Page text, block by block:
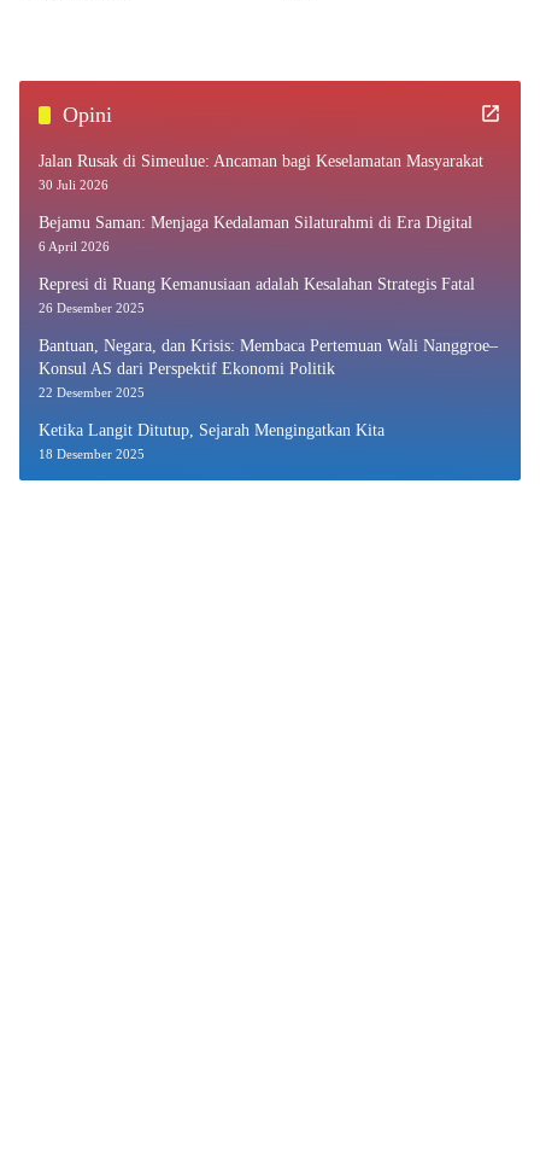
Opini
Jalan Rusak di Simeulue: Ancaman bagi Keselamatan Masyarakat
30 Juli 2026
Bejamu Saman: Menjaga Kedalaman Silaturahmi di Era Digital
6 April 2026
Represi di Ruang Kemanusiaan adalah Kesalahan Strategis Fatal
26 Desember 2025
Bantuan, Negara, dan Krisis: Membaca Pertemuan Wali Nanggroe–
Konsul AS dari Perspektif Ekonomi Politik
22 Desember 2025
Ketika Langit Ditutup, Sejarah Mengingatkan Kita
18 Desember 2025